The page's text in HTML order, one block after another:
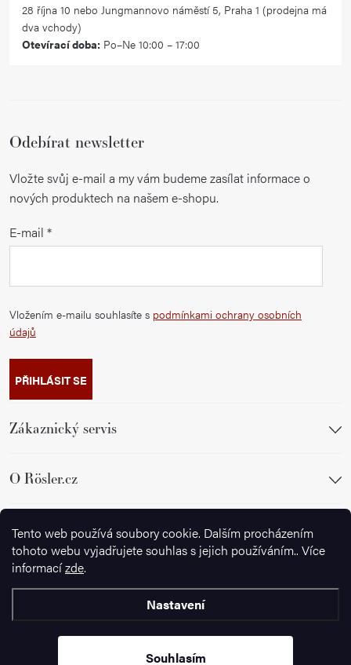
Tento web používá soubory cookie. Dalším procházením
tohoto webu vyjadřujete souhlas s jejich používáním.. Více
informacízde.
Nastavení
Souhlasím
28 října 10 nebo Jungmannovo náměstí 5, Praha 1 (prodejna má
dva vchody)
Otevírací doba: Po–Ne 10:00 – 17:00
Odebírat newsletter
Vložte svůj e-mail a my vám budeme zasílat informace o
nových produktech na našem e-shopu.
E-mail
Vložením e-mailu souhlasíte s podmínkami ochrany osobních
údajů
PŘIHLÁSIT SE
Zákaznický servis
O Rösler.cz
Sledujte nás
Copyright 2026Wusthof.cz. Všechna práva vyhrazena.